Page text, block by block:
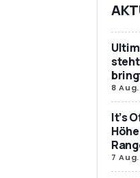
steht
8 Aug.
It’s
7 Aug.